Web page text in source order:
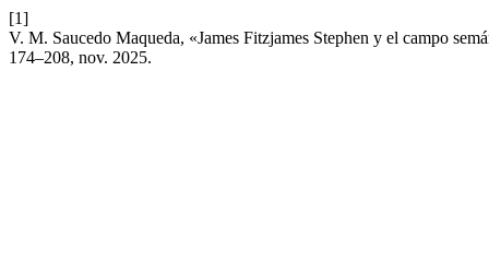
[1]
V. M. Saucedo Maqueda, «James Fitzjames Stephen y el campo
174–208, nov. 2025.